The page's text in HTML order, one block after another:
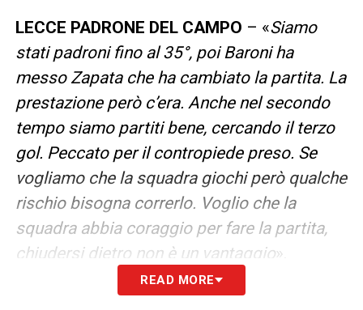
LECCE PADRONE DEL CAMPO – «Siamo
stati padroni fino al 35°, poi Baroni ha
messo Zapata che ha cambiato la partita. La
prestazione però c’era. Anche nel secondo
tempo siamo partiti bene, cercando il terzo
gol. Peccato per il contropiede preso. Se
vogliamo che la squadra giochi però qualche
rischio bisogna correrlo. Voglio che la
squadra abbia coraggio per fare la partita,
chiudersi dietro non è un vantaggio».
IL SECONDO TEMPO– «Non volevamo
READ MORE